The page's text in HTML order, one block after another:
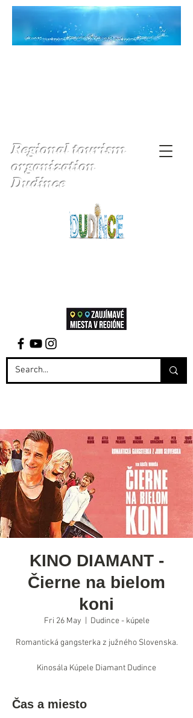
Regional tourism
organization
Dudince
KINO DIAMANT -
Čierne na bielom
koni
Fri 26 May Dudince - kúpele
Romantická gangsterka z južného Slovenska.
Kinosála Kúpele Diamant Dudince
Čas a miesto